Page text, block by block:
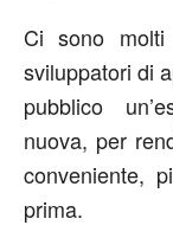
Ci sono
sviluppatori di
pubblico
nuova, per
conveniente,
prima.